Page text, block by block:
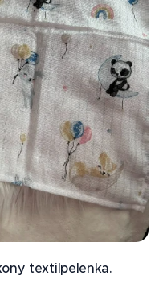
textilpelenka.